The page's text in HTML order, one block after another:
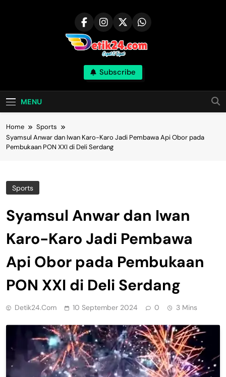
Subscribe
MENU
Home
Sports
Syamsul Anwar dan Iwan Karo-Karo Jadi Pembawa Api Obor pada
Pembukaan PON XXI di Deli Serdang
Sports
Syamsul Anwar dan Iwan
Karo-Karo Jadi Pembawa
Api Obor pada Pembukaan
PON XXI di Deli Serdang
Detik24.com 10 September 2024 0 3 Mins